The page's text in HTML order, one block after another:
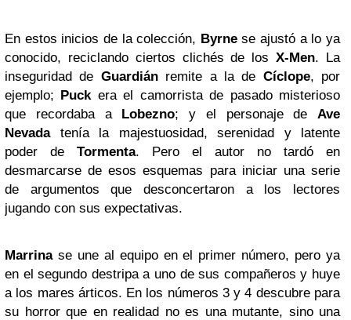
En estos inicios de la colección, Byrnese ajustó a lo ya
conocido, reciclando ciertos clichés de losX-Men. La
inseguridad de Guardiánremite a la de Cíclope, por
ejemplo; Puck era el camorrista de pasado misterioso
que recordaba a Lobezno; y el personaje de Ave
Nevadatenía la majestuosidad, serenidad y latente
poder de Tormenta. Pero el autor no tardó en
desmarcarse de esos esquemas para iniciar una serie
de argumentos que desconcertaron a los lectores
jugando con sus expectativas.
Marrinase une al equipo en el primer número, pero ya
en el segundo destripa a uno de sus compañeros y huye
a los mares árticos. En los números 3 y 4 descubre para
su horror que en realidad no es una mutante, sino una